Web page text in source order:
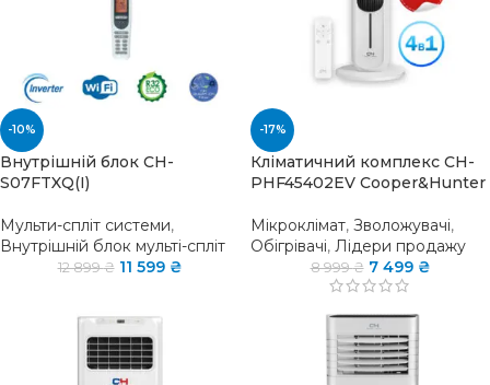
-10%
Внутрішній блок CH-
S07FTXQ(I)
Мульти-спліт системи,
Внутрішній блок мульті-спліт
12 899₴ 11 599 ₴
-17%
Кліматичний комплекс CH-
PHF45402EV Cooper&Hunter
Мікроклімат, Зволожувачі,
Обігрівачі, Лідери продажу
8 999₴ 7 499 ₴